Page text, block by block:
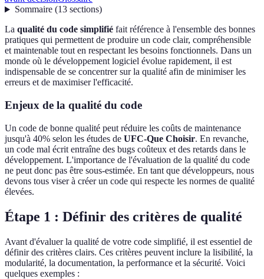
Sommaire(13 sections)
La qualité du code simplifié fait référence à l'ensemble des bonnes
pratiques qui permettent de produire un code clair, compréhensible
et maintenable tout en respectant les besoins fonctionnels. Dans un
monde où le développement logiciel évolue rapidement, il est
indispensable de se concentrer sur la qualité afin de minimiser les
erreurs et de maximiser l'efficacité.
Enjeux de la qualité du code
Un code de bonne qualité peut réduire les coûts de maintenance
jusqu'à 40% selon les études de UFC-Que Choisir. En revanche,
un code mal écrit entraîne des bugs coûteux et des retards dans le
développement. L'importance de l'évaluation de la qualité du code
ne peut donc pas être sous-estimée. En tant que développeurs, nous
devons tous viser à créer un code qui respecte les normes de qualité
élevées.
Étape 1 : Définir des critères de qualité
Avant d'évaluer la qualité de votre code simplifié, il est essentiel de
définir des critères clairs. Ces critères peuvent inclure la lisibilité, la
modularité, la documentation, la performance et la sécurité. Voici
quelques exemples :